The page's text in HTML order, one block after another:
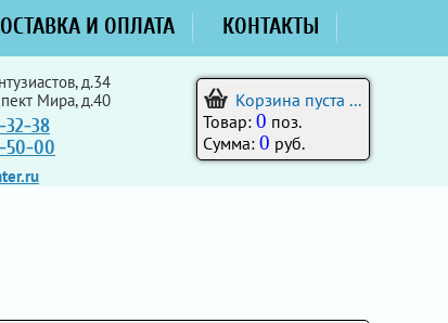
И ОПЛАТА КОНТАКТЫ
д.34
Мира, д.40
32-38
50-00
Корзина пуста ...
Товар: 0 поз.
Сумма: 0 руб.